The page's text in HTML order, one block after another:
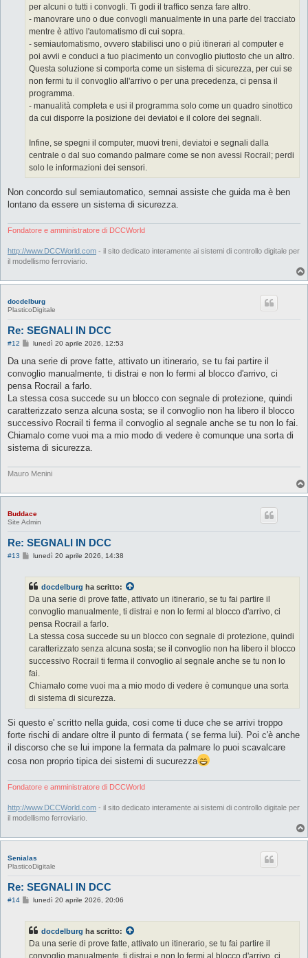
per alcuni o tutti i convogli. Ti godi il traffico senza fare altro.
- manovrare uno o due convogli manualmente in una parte del tracciato
mentre è attivo l'automatismo di cui sopra.
- semiautomatismo, ovvero stabilisci uno o più itinerari al computer e
poi avvii e conduci a tuo piacimento un convoglio piuttosto che un altro.
Questa soluzione si comporta come un sistema di sicurezza, per cui se
non fermi tu il convoglio all'arrivo o per una precedenza, ci pensa il
programma.
- manualità completa e usi il programma solo come un quadro sinottico
da cui disporre la posizione dei deviatoi e il colore dei segnali.
Infine, se spegni il computer, muovi treni, deviatoi e segnali dalla
centrale o dal suo comando palmare come se non avessi Rocrail; perdi
solo le informazioni dei sensori.
Non concordo sul semiautomatico, semnai assiste che guida ma è ben
lontano da essere un sistema di sicurezza.
Fondatore e amministratore di DCCWorld
http://www.DCCWorld.com - il sito dedicato interamente ai sistemi di controllo digitale per
il modellismo ferroviario.
docdelburg
PlasticoDigitale
Re: SEGNALI IN DCC
#12
M
s
a
g
i
o
lunedì 20 aprile 2026, 12:53
Da una serie di prove fatte, attivato un itinerario, se tu fai partire il
convoglio manualmente, ti distrai e non lo fermi al blocco d'arrivo, ci
pensa Rocrail a farlo.
La stessa cosa succede su un blocco con segnale di protezione, quindi
caratterizzato senza alcuna sosta; se il convoglio non ha libero il blocco
successivo Rocrail ti ferma il convoglio al segnale anche se tu non lo fai.
Chiamalo come vuoi ma a mio modo di vedere è comunque una sorta di
sistema di sicurezza.
Mauro Menini
Buddace
Site Admin
Re: SEGNALI IN DCC
#13
M
a
g
i
o
lunedì 20 aprile 2026, 14:38
docdelburg ha scritto:
Da una serie di prove fatte, attivato un itinerario, se tu fai partire il
convoglio manualmente, ti distrai e non lo fermi al blocco d'arrivo, ci
pensa Rocrail a farlo.
La stessa cosa succede su un blocco con segnale di protezione, quindi
caratterizzato senza alcuna sosta; se il convoglio non ha libero il blocco
successivo Rocrail ti ferma il convoglio al segnale anche se tu non lo
fai.
Chiamalo come vuoi ma a mio modo di vedere è comunque una sorta
di sistema di sicurezza.
Si questo e' scritto nella guida, cosi come ti duce che se arrivi troppo
forte rischi di andare oltre il punto di fermata ( se ferma lui). Poi c'è anche
il discorso che se lui impone la fermata da palmare lo puoi scavalcare
cosa non proprio tipica dei sistemi di sucurezza
Fondatore e amministratore di DCCWorld
http://www.DCCWorld.com - il sito dedicato interamente ai sistemi di controllo digitale per
il modellismo ferroviario.
Senialas
PlasticoDigitale
Re: SEGNALI IN DCC
#14
M
a
g
g
lunedì 20 aprile 2026, 20:06
docdelburg ha scritto:
Da una serie di prove fatte, attivato un itinerario, se tu fai partire il
convoglio manualmente, ti distrai e non lo fermi al blocco d'arrivo, ci